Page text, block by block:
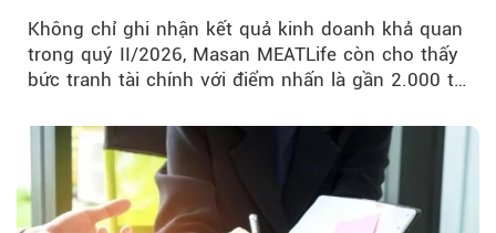
Không chỉ ghi nhận kết quả kinh doanh khả quan
trong quý II/2026, Masan MEATLife còn cho thấy
bức tranh tài chính với điểm nhấn là gần 2.000 tỷ